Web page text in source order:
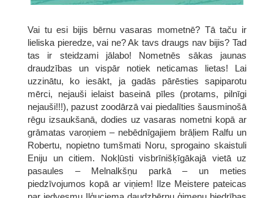
Vai tu esi bijis bērnu vasaras mometnē? Tā taču ir
lieliska pieredze, vai ne? Ak tavs draugs nav bijis? Tad
tas ir steidzami jālabo! Nometnēs sākas jaunas
draudzības un vispār notiek neticamas lietas! Lai
uzzinātu, ko iesākt, ja gadās pārēsties sapiparotu
mērci, nejauši ielaist baseinā pīles (protams, pilnīgi
nejauši!!!), pazust zoodārzā vai piedalīties šausminošā
rēgu izsaukšanā, dodies uz vasaras nometni kopā ar
grāmatas varoņiem – nebēdnīgajiem brāļiem Ralfu un
Robertu, nopietno tumšmati Noru, sprogaino skaistuli
Eniju un citiem. Nokļūsti visbrīnišķīgākajā vietā uz
pasaules – Melnalkšņu parkā – un meties
piedzīvojumos kopā ar viņiem! Ilze Meistere pateicas